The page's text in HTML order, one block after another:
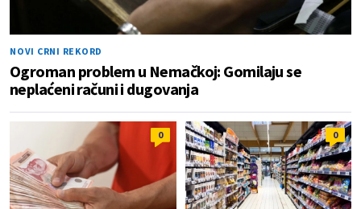
NOVI CRNI REKORD
Ogroman problem u Nemačkoj: Gomilaju se
neplaćeni računi i dugovanja
0 0